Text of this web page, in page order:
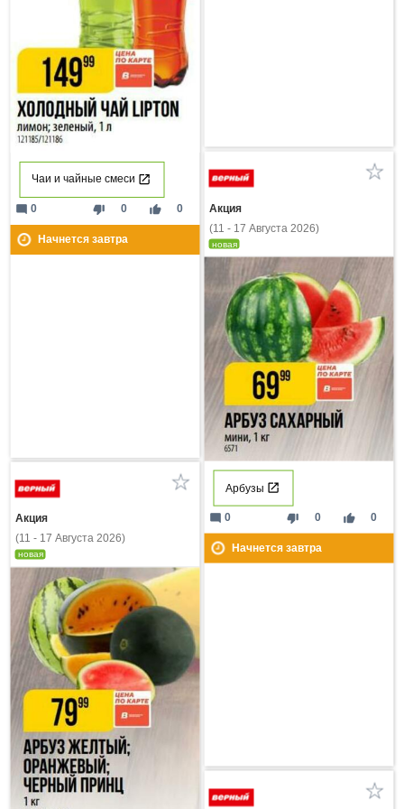
Чаи и чайные смеси
thumb_down 0 thumb_up 0
mode_comment 0
Начнется завтра
Акция
(11 - 17 Августа 2026)
новая
Арбузы
thumb_down 0 thumb_up 0
mode_comment 0
Начнется завтра
Акция
(11 - 17 Августа 2026)
новая